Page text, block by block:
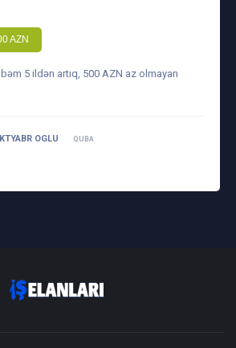
AZN
5 ildən artıq, 500 AZN az olmayan
OGLU QUBA